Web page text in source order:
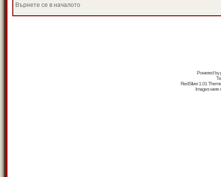
Върнете се в началото
Powered by
RedSilver 1.01
Images were